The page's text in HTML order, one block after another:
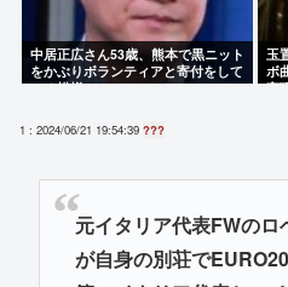
中居正広さん53歳、熊本で黒ニット
をかぶりボランティアと寄付をして
いる模様
玉
ボ
実
1 : 2024/06/21 19:54:39 ???
元イタリア代表FWの
が自身の別荘で